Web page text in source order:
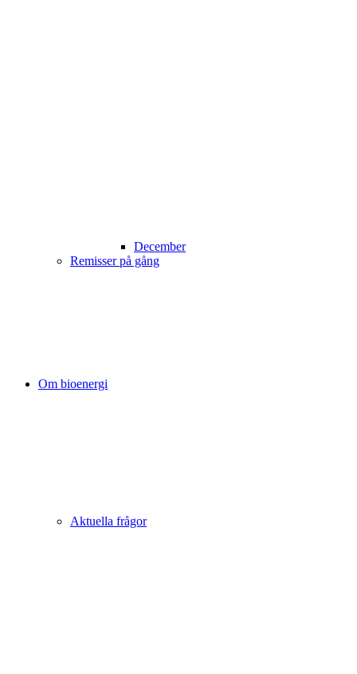
December
Remisser på gång
Om bioenergi
Aktuella frågor